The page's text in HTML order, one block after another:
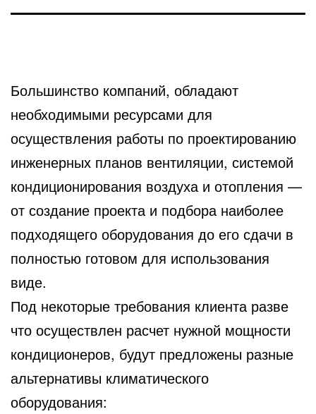
Большинство компаний, обладают
необходимыми ресурсами для
осуществления работы по проектированию
инженерных планов вентиляции, системой
кондиционирования воздуха и отопления —
от создание проекта и подбора наиболее
подходящего оборудования до его сдачи в
полностью готовом для использования
виде.
Под некоторые требования клиента разве
что осуществлен расчет нужной мощности
кондиционеров, будут предложены разные
альтернативы климатического
оборудования: